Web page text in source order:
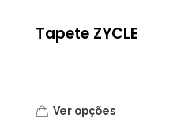
Tapete ZYCLE
Ver opções